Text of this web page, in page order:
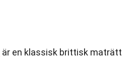
är en klassisk brittisk maträtt